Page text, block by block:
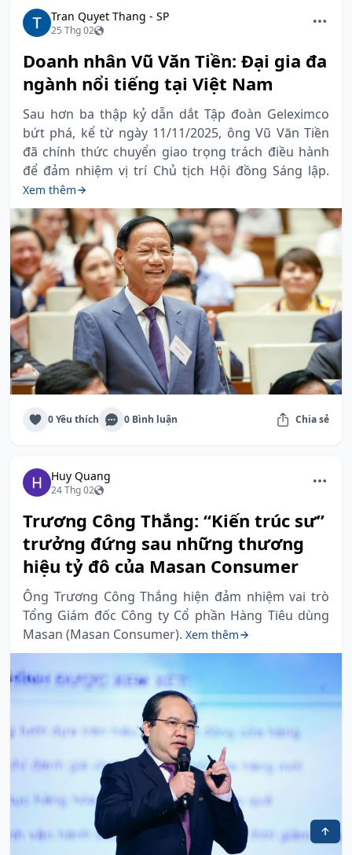
Tran Quyet Thang - SP
25 Thg 02
Doanh nhân Vũ Văn Tiền: Đại gia đa
ngành nổi tiếng tại Việt Nam
Sau hơn ba thập kỷ dẫn dắt Tập đoàn Geleximco
bứt phá, kể từ ngày 11/11/2025, ông Vũ Văn Tiền
đã chính thức chuyển giao trọng trách điều hành
để đảm nhiệm vị trí Chủ tịch Hội đồng Sáng lập.
Xem thêm
0 Yêu thích 0 Bình luận Chia sẻ
Huy Quang
24 Thg 02
Trương Công Thắng: “Kiến trúc sư”
trưởng đứng sau những thương
hiệu tỷ đô của Masan Consumer
Ông Trương Công Thắng hiện đảm nhiệm vai trò
Tổng Giám đốc Công ty Cổ phần Hàng Tiêu dùng
Masan (Masan Consumer). Xem thêm